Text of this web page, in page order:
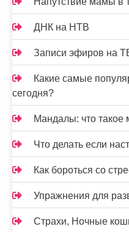
ДНК на НТВ
Записи эфиров на
Какие самые
сегодня?
Мандалы: что такое
Что делать если
Как бороться со
Упражнения для
Страхи, Ночные